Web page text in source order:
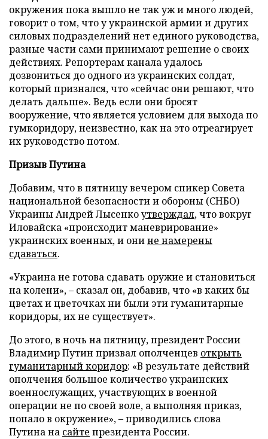
окружения пока вышло не так уж и много людей,
говорит о том, что у украинской армии и других
силовых подразделений нет единого руководства,
разные части сами принимают решение о своих
действиях. Репортерам канала удалось
дозвониться до одного из украинских солдат,
который признался, что «сейчас они решают, что
делать дальше». Ведь если они бросят
вооружение, что является условием для выхода по
гумкоридору, неизвестно, как на это отреагирует
их руководство потом.
Призыв Путина
Добавим, что в пятницу вечером спикер Совета
национальной безопасности и обороны (СНБО)
Украины Андрей Лысенкоутверждал, что вокруг
Иловайска «происходит маневрирование»
украинских военных, и онине намерены
сдаваться.
«Украина не готова сдавать оружие и становиться
на колени», – сказал он, добавив, что «в каких бы
цветах и цветочках ни были эти гуманитарные
коридоры, их не существует».
До этого, в ночь на пятницу, президент России
Владимир Путин призвал ополченцев открыть
гуманитарный коридор: «В результате действий
ополчения большое количество украинских
военнослужащих, участвующих в военной
операции не по своей воле, а выполняя приказ,
попало в окружение», – приводились слова
Путина на сайте президента России.